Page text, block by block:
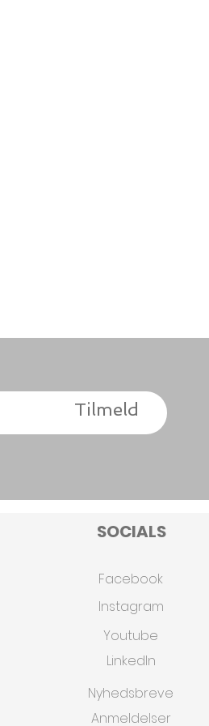
Tilmeld
SOCIALS
Facebook
Instagram
Youtube
Linkedln
Nyhedsbreve
Anmeldelser